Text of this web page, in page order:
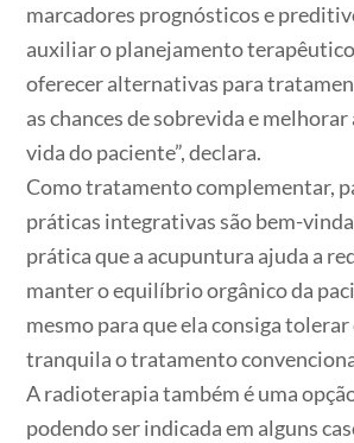
marcadores prognósticos e
auxiliar o planejamento
oferecer alternativas para
as chances de sobrevida e
vida do paciente”, declara.
Como tratamento complementar,
práticas integrativas são bem-
prática que a acupuntura ajuda a
manter o equilíbrio orgânico da
mesmo para que ela consiga
tranquila o tratamento
A radioterapia também é uma
podendo ser indicada em alguns